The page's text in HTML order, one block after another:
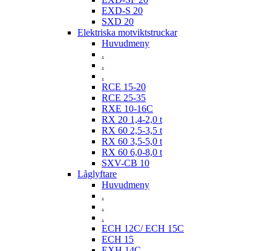
EXD-S 20
SXD 20
Elektriska motviktstruckar
Huvudmeny
.
.
.
RCE 15-20
RCE 25-35
RXE 10-16C
RX 20 1,4-2,0 t
RX 60 2,5-3,5 t
RX 60 3,5-5,0 t
RX 60 6,0-8,0 t
SXV-CB 10
Låglyftare
Huvudmeny
.
.
.
ECH 12C/ ECH 15C
ECH 15